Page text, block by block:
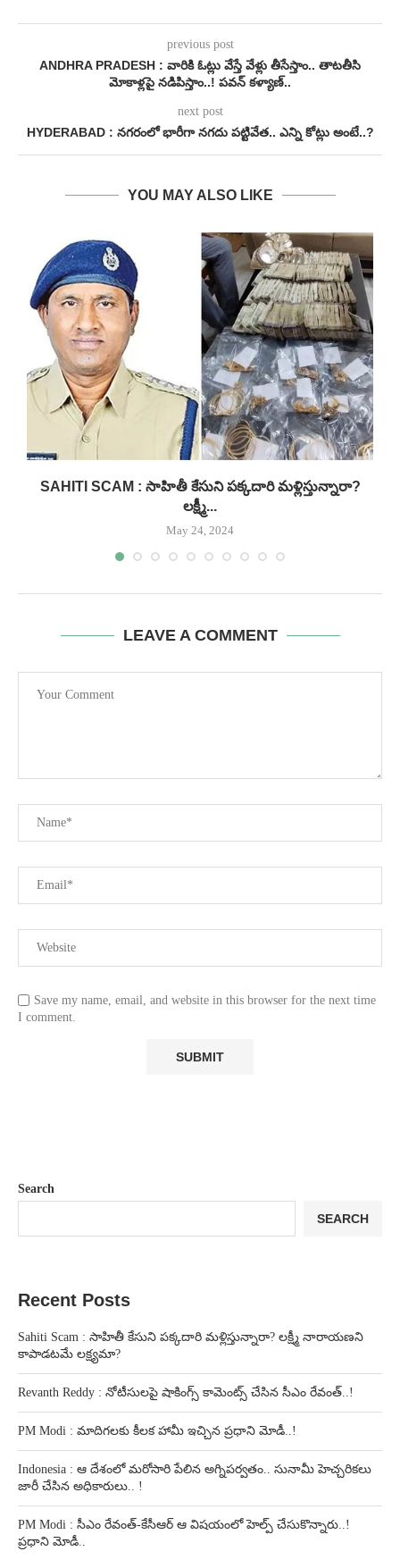
previous post
ANDHRA PRADESH : వారికి ఓట్లు వేస్తే వేళ్లు తీసేస్తాం.. తాటతీసి
మోకాళ్లపై నడిపిస్తాం..! పవన్ కళ్యాణ్..
next post
HYDERABAD : నగరంలో భారీగా నగదు పట్టివేత.. ఎన్ని కోట్లు అంటే..?
YOU MAY ALSO LIKE
SAHITI SCAM : సాహితీ కేసుని పక్కదారి మళ్లిస్తున్నారా?
లక్ష్మీ...
May 24, 2024
LEAVE A COMMENT
Save my name, email, and website in this browser for the next time
I comment.
Search
SEARCH
Recent Posts
Sahiti Scam : సాహితీ కేసుని పక్కదారి మళ్లిస్తున్నారా? లక్ష్మీ నారాయణని
కాపాడటమే లక్ష్యమా?
Revanth Reddy : నోటీసులపై షాకింగ్స్ కామెంట్స్ చేసిన సీఎం రేవంత్..!
PM Modi : మాదిగలకు కీలక హామీ ఇచ్చిన ప్రధాని మోడీ..!
Indonesia : ఆ దేశంలో మరోసారి పేలిన అగ్నిపర్వతం.. సునామీ హెచ్చరికలు
జారీ చేసిన అధికారులు.. !
PM Modi : సీఎం రేవంత్-కేసీఆర్ ఆ విషయంలో హెల్ప్ చేసుకొన్నారు..!
ప్రధాని మోడీ..